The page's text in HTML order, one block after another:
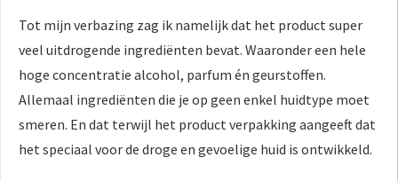
Tot mijn verbazing zag ik namelijk dat het product super
veel uitdrogende ingrediënten bevat. Waaronder een hele
hoge concentratie alcohol, parfum én geurstoffen.
Allemaal ingrediënten die je op geen enkel huidtype moet
smeren. En dat terwijl het product verpakking aangeeft dat
het speciaal voor de droge en gevoelige huid is ontwikkeld.